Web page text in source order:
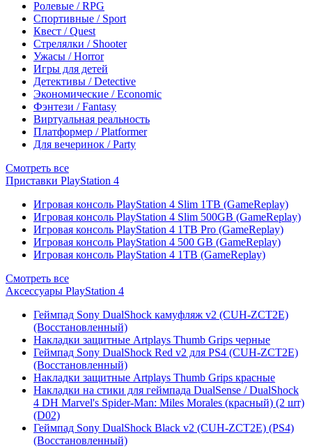
Ролевые / RPG
Спортивные / Sport
Квест / Quest
Стрелялки / Shooter
Ужасы / Horror
Игры для детей
Детективы / Detective
Экономические / Economic
Фэнтези / Fantasy
Виртуальная реальность
Платформер / Platformer
Для вечеринок / Party
Смотреть все
Приставки PlayStation 4
Игровая консоль PlayStation 4 Slim 1TB (GameReplay)
Игровая консоль PlayStation 4 Slim 500GB (GameReplay)
Игровая консоль PlayStation 4 1TB Pro (GameReplay)
Игровая консоль PlayStation 4 500 GB (GameReplay)
Игровая консоль PlayStation 4 1TB (GameReplay)
Смотреть все
Аксессуары PlayStation 4
Геймпад Sony DualShock камуфляж v2 (CUH-ZCT2E)
(Восстановленный)
Накладки защитные Artplays Thumb Grips черные
Геймпад Sony DualShock Red v2 для PS4 (CUH-ZCT2E)
(Восстановленный)
Накладки защитные Artplays Thumb Grips красные
Накладки на стики для геймпада DualSense / DualShock
4 DH Marvel's Spider-Man: Miles Morales (красный) (2 шт)
(D02)
Геймпад Sony DualShock Black v2 (CUH-ZCT2E) (PS4)
(Восстановленный)